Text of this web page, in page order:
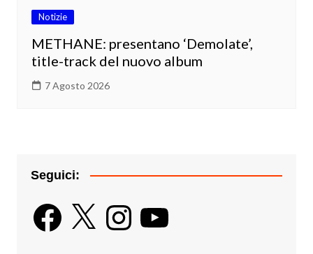
Notizie
METHANE: presentano ‘Demolate’,
title-track del nuovo album
7 Agosto 2026
Seguici:
Facebook
X InstagramYouTube